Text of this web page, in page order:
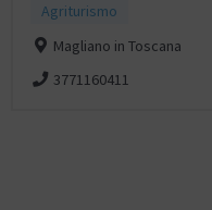
Agriturismo
Magliano in Toscana
3771160411